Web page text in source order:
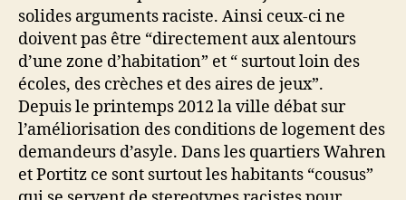
solides arguments raciste. Ainsi ceux-ci ne
doivent pas être “directement aux alentours
d’une zone d’habitation” et “ surtout loin des
écoles, des crèches et des aires de jeux”.
Depuis le printemps 2012 la ville débat sur
l’améliorisation des conditions de logement des
demandeurs d’asyle. Dans les quartiers Wahren
et Portitz ce sont surtout les habitants “cousus”